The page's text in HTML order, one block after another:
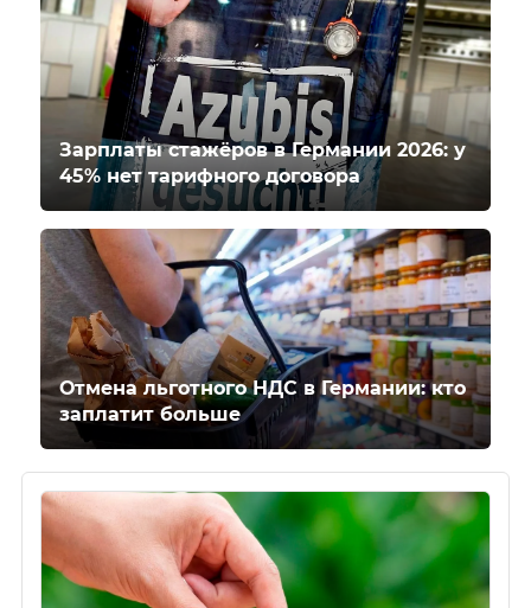
Зарплаты стажёров в Германии 2026: у
45% нет тарифного договора
Отмена льготного НДС в Германии: кто
заплатит больше